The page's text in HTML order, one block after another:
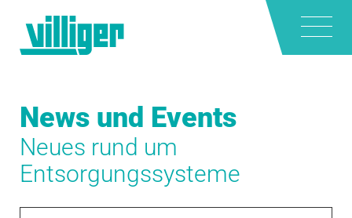
News und Events
Neues rund um
Entsorgungssysteme